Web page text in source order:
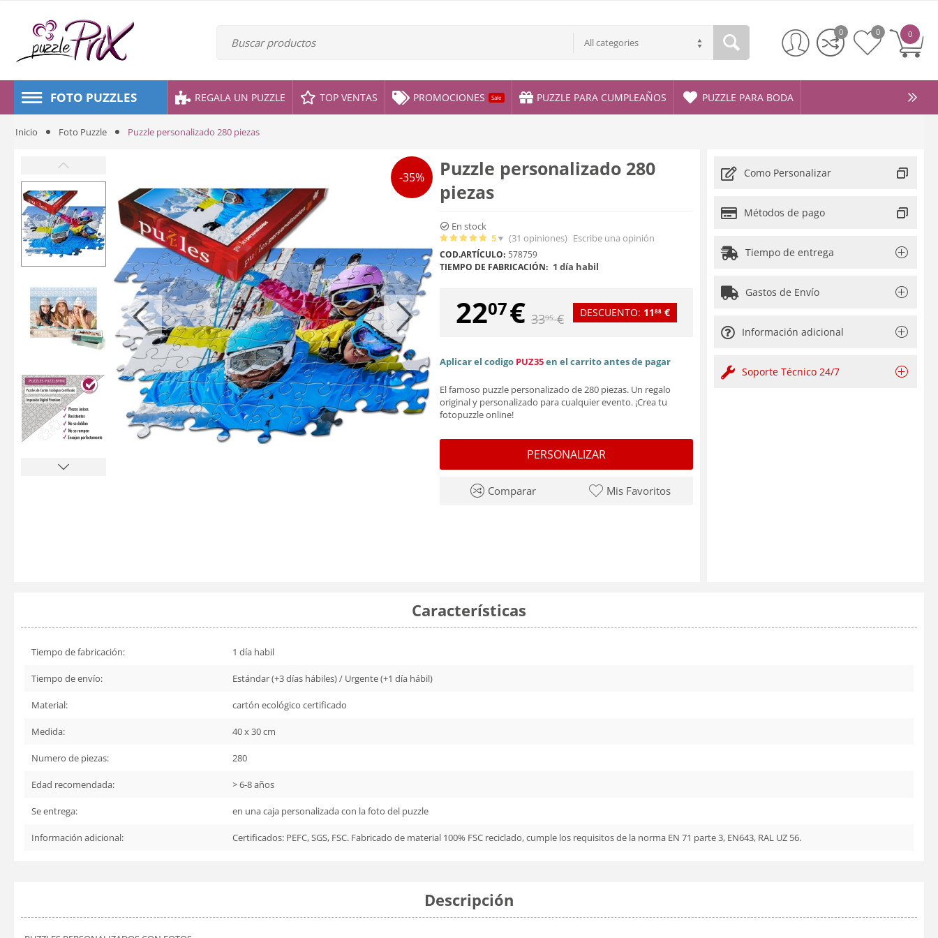
All categories
0
0 0
FOTO PUZZLES REGALA UN PUZZLE TOP VENTAS PROMOCIONES Sale PUZZLE PARA CUMPLEAÑOS PUZZLE PARA BODA
Inicio Foto Puzzle Puzzle personalizado 280 piezas
-35%
Puzzle personalizado 280
piezas
En stock
5
(31 opiniones) Escribe una opinión
COD.ARTÍCULO: 578759
TIEMPO DE FABRICACIÓN: 1 día habil
2207€ 3395 € DESCUENTO: 1188 €
Aplicar el codigo PUZ35en el carrito antes de pagar
El famoso puzzle personalizado de 280 piezas. Un regalo
original y personalizado para cualquier evento. ¡Crea tu
fotopuzzle online!
PERSONALIZAR
Comparar Mis Favoritos
Como Personalizar
Métodos de pago
Tiempo de entrega
Gastos de Envío
Información adicional
Soporte Técnico 24/7
Características
Tiempo de fabricación: 1 día habil
Tiempo de envío: Estándar (+3 días hábiles) / Urgente (+1 día hábil)
Material: cartón ecológico certificado
Medida: 40 x 30 cm
Numero de piezas: 280
Edad recomendada: > 6-8 años
Se entrega: en una caja personalizada con la foto del puzzle
Información adicional: Certificados: PEFC, SGS, FSC. Fabricado de material 100% FSC reciclado, cumple los requisitos de la norma EN 71 parte 3, EN643, RAL UZ 56.
Descripción